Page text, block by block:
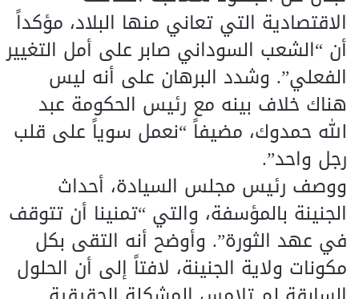
الاقتصادية التي تعاني منها البلاد، مؤكداً
أن “الشعب السوداني صابر على أمل التغيير
الفعلي”. وشدد البرهان على أنه ليس
هناك خلاف بينه مع رئيس الحكومة عبد
الله حمدوك، مضيفاً “نعمل سوياً على قلب
رجل واحد”.
ووصف رئيس مجلس السيادة، أحداث
الجنينة بالمؤسفة، والتي “تمنينا أن تتوقف
في عهد الثورة”. وأوضح أنه التقى بكل
مكونات ولاية الجنينة، لافتاً إلى أن الحلول